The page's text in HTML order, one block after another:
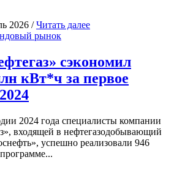
2026 /Читать далее
рынок
сэкономил
кВт*ч за первое
2024 года специалисты компании
входящей в нефтегазодобывающий
успешно реализовали 946